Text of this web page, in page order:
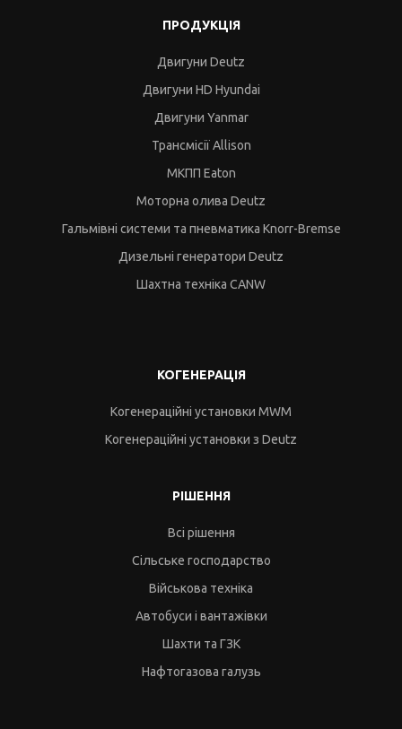
ПРОДУКЦІЯ
Двигуни Deutz
Двигуни HD Hyundai
Двигуни Yanmar
Трансмісії Allison
МКПП Eaton
Моторна олива Deutz
Гальмівні системи та пневматика Knorr-Bremse
Дизельні генератори Deutz
Шахтна техніка CANW
КОГЕНЕРАЦІЯ
Когенераційні установки MWM
Когенераційні установки з Deutz
РІШЕННЯ
Всі рішення
Сільське господарство
Військова техніка
Автобуси і вантажівки
Шахти та ГЗК
Нафтогазова галузь